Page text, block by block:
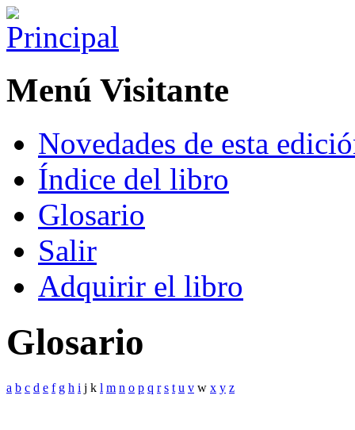
Menú Visitante
Novedades de esta
Índice del libro
Glosario
Salir
Adquirir el libro
Glosario
a b c d e f g h i j k l m n o p q r s t u v w x y z